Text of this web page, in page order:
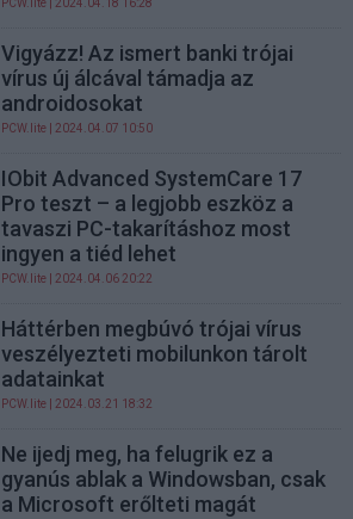
PCW.lite | 2024.04.18 16:28
Vigyázz! Az ismert banki trójai
vírus új álcával támadja az
androidosokat
PCW.lite | 2024.04.07 10:50
IObit Advanced SystemCare 17
Pro teszt – a legjobb eszköz a
tavaszi PC-takarításhoz most
ingyen a tiéd lehet
PCW.lite | 2024.04.06 20:22
Háttérben megbúvó trójai vírus
veszélyezteti mobilunkon tárolt
adatainkat
PCW.lite | 2024.03.21 18:32
Ne ijedj meg, ha felugrik ez a
gyanús ablak a Windowsban, csak
a Microsoft erőlteti magát